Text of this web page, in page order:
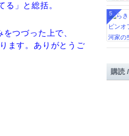
」と総括。
つづった上で、
ます。ありがとうご
5
購読